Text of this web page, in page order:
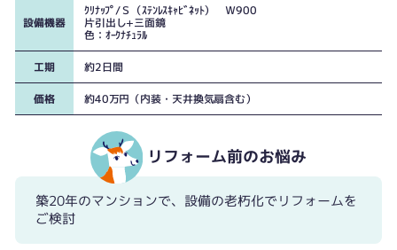
設備機器
ｸﾘﾅｯﾌﾟ/Ｓ（ｽﾃﾝﾚｽｷｬﾋﾞﾈｯﾄ） Ｗ900
片引出し+三面鏡
色：ｵｰｸﾅﾁｭﾗﾙ
工期 約2日間
価格 約40万円（内装・天井換気扇含む）
リフォーム前のお悩み
築20年のマンションで、設備の老朽化でリフォームを
ご検討